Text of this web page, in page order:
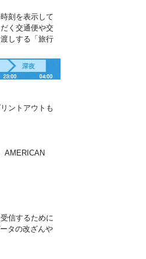
刻を表示して
く交通便や交
しする「旅行
ントアウトも
AMERICAN
信するために
タの改ざんや